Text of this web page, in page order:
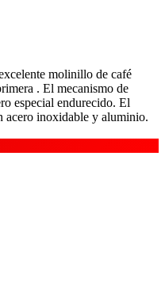
molinillo de café
. El mecanismo de
especial endurecido. El
acero inoxidable y aluminio.